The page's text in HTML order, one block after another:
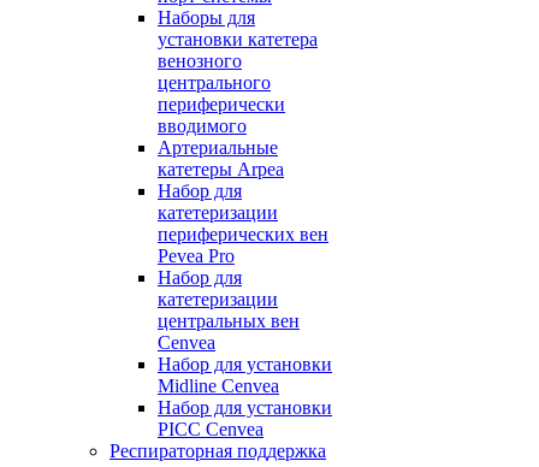
Наборы для
установки катетера
венозного
центрального
периферически
вводимого
Артериальные
катетеры Arpea
Набор для
катетеризации
периферических вен
Pevea Pro
Набор для
катетеризации
центральных вен
Cenvea
Набор для установки
Midline Cenvea
Набор для установки
PICC Cenvea
Респираторная поддержка